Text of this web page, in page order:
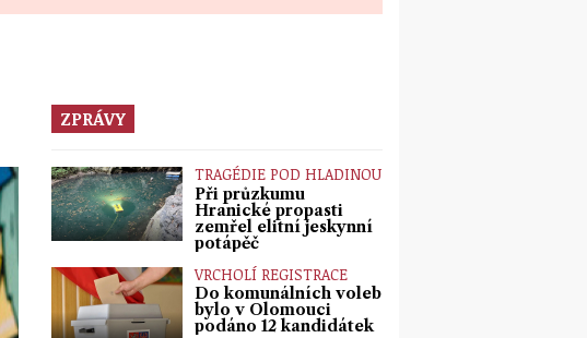
ZPRÁVY
TRAGÉDIE POD HLADINOU
Při průzkumu
Hranické propasti
zemřel elitní jeskynní
potápěč
VRCHOLÍ REGISTRACE
Do komunálních voleb
bylo v Olomouci
podáno 12 kandidátek